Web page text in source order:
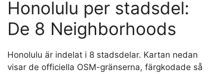
Honolulu per stadsdel:
De 8 Neighborhoods
Honolulu är indelat i 8 stadsdelar. Kartan nedan
visar de officiella OSM-gränserna, färgkodade så